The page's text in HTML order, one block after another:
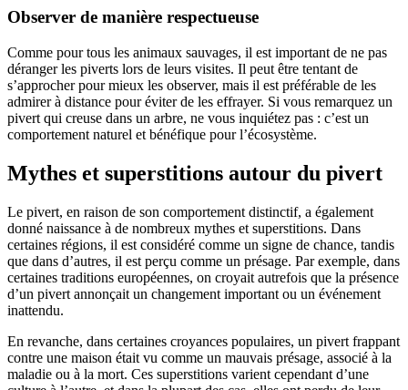
Observer de manière respectueuse
Comme pour tous les animaux sauvages, il est important de ne pas
déranger les piverts lors de leurs visites. Il peut être tentant de
s’approcher pour mieux les observer, mais il est préférable de les
admirer à distance pour éviter de les effrayer. Si vous remarquez un
pivert qui creuse dans un arbre, ne vous inquiétez pas : c’est un
comportement naturel et bénéfique pour l’écosystème.
Mythes et superstitions autour du pivert
Le pivert, en raison de son comportement distinctif, a également
donné naissance à de nombreux mythes et superstitions. Dans
certaines régions, il est considéré comme un signe de chance, tandis
que dans d’autres, il est perçu comme un présage. Par exemple, dans
certaines traditions européennes, on croyait autrefois que la présence
d’un pivert annonçait un changement important ou un événement
inattendu.
En revanche, dans certaines croyances populaires, un pivert frappant
contre une maison était vu comme un mauvais présage, associé à la
maladie ou à la mort. Ces superstitions varient cependant d’une